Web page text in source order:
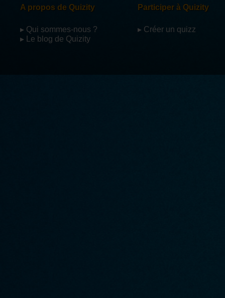
A propos de Quizity
▸ Qui sommes-nous ?
▸ Le blog de Quizity
Participer à Quizity
▸ Créer un quizz